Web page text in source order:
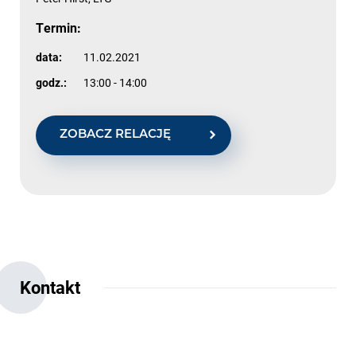
Termin:
data:
11.02.2021
godz.:
13:00 - 14:00
ZOBACZ RELACJĘ
Kontakt